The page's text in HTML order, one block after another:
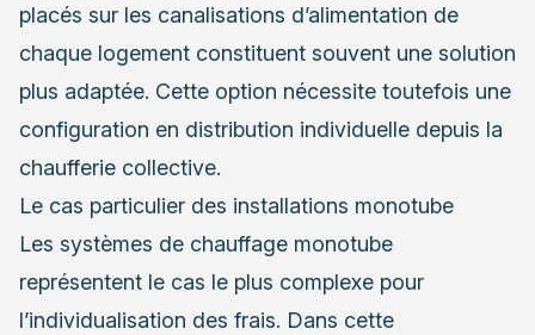
placés sur les canalisations d’alimentation de
chaque logement constituent souvent une solution
plus adaptée. Cette option nécessite toutefois une
configuration en distribution individuelle depuis la
chaufferie collective.
Le cas particulier des installations monotube
Les systèmes de chauffage monotube
représentent le cas le plus complexe pour
l’individualisation des frais. Dans cette